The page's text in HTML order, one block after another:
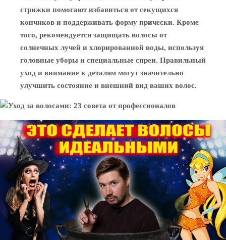
стрижки помогают избавиться от секущихся
кончиков и поддерживать форму прически. Кроме
того, рекомендуется защищать волосы от
солнечных лучей и хлорированной воды, используя
головные уборы и специальные спреи. Правильный
уход и внимание к деталям могут значительно
улучшить состояние и внешний вид ваших волос.